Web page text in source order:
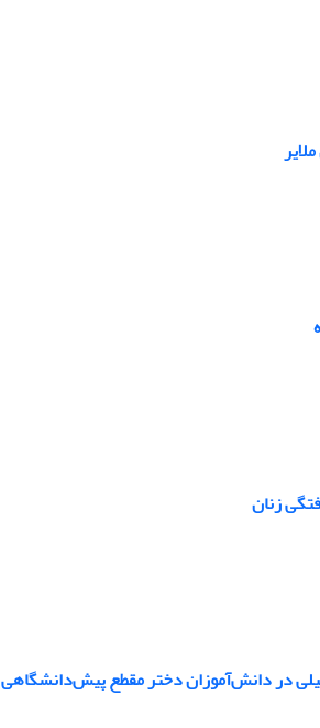
زنان
در دانش‌آموزان دختر مقطع پیش‌دانشگاهی